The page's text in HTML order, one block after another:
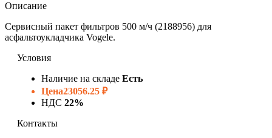
Описание
Сервисный пакет фильтров 500 м/ч (2188956) для
асфальтоукладчика Vogele.
Условия
Наличие на складе Есть
Цена23056.25 ₽
НДС 22%
Контакты